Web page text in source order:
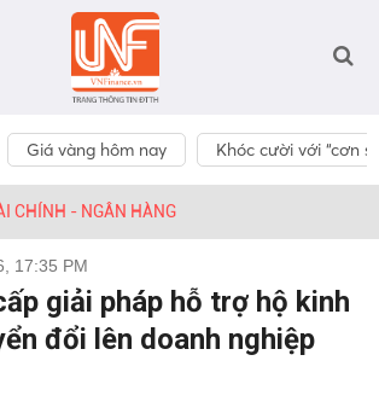
Giá vàng hôm nay Khóc cười với “cơn
CHÍNH - NGÂN HÀNG
17:35 PM
giải pháp hỗ trợ hộ kinh
đổi lên doanh nghiệp